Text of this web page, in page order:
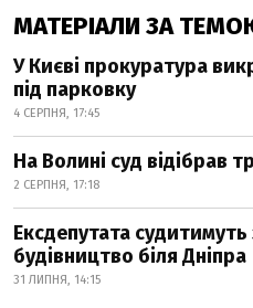
МАТЕРІАЛИ ЗА
У Києві прокуратура
під парковку
4 СЕРПНЯ, 17:45
На Волині суд відібрав
2 СЕРПНЯ, 17:18
Ексдепутата судитимуть
будівництво біля Дніпра
31 ЛИПНЯ, 14:15